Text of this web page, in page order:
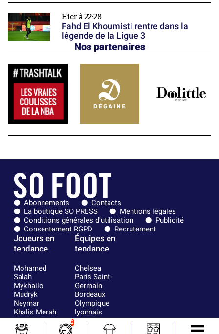
Hier à 22:28
Fahd El Khoumisti rentre dans la
légende de la Ligue 3
Nos partenaires
Abonnements
Contacts
La boutique SO PRESS
Mentions légales
Conditions générales d'utilisation
Publicité
Consentement RGPD
Recrutement
Joueurs en
tendance
Mohamed
Salah
Mykhailo
Mudryk
Neymar
Khalis Merah
Loïs Openda
Moussa
Équipes en
tendance
Chelsea
Paris Saint-
Germain
Bordeaux
Olympique
lyonnais
FIFA
Real Madrid
2